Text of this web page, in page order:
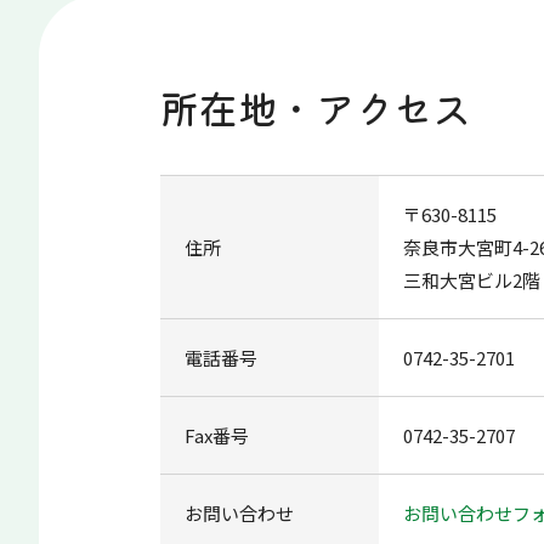
所在地・アクセス
住所
〒630-8115
奈良市大宮町4-
三和大宮ビル2階
電話番号 0742-35-2701
Fax番号 0742-35-2707
お問い合わせ お問い合わせフ